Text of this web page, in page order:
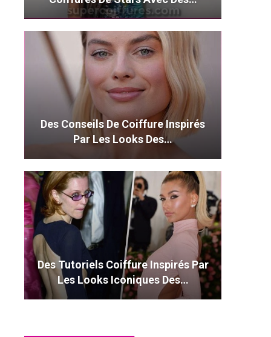
Des Conseils De Coiffure Inspirés
Par Les Looks Des…
Des Tutoriels Coiffure Inspirés Par
Les Looks Iconiques Des…